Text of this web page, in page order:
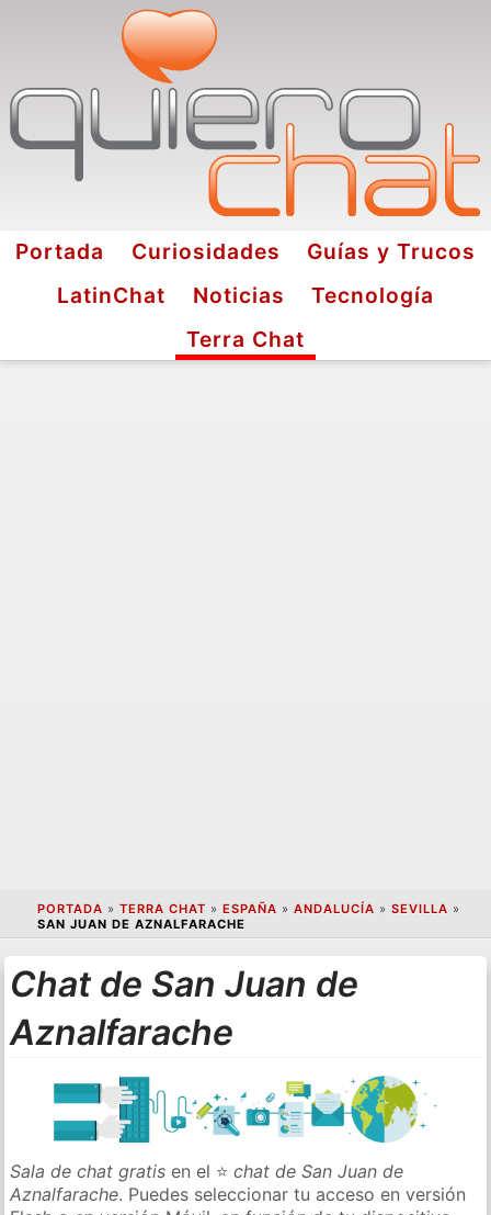
Portada Curiosidades
Guías y Trucos
LatinChat
Noticias
Tecnología
Terra Chat
PORTADA » TERRA CHAT » ESPAÑA » ANDALUCÍA » SEVILLA »
SAN JUAN DE AZNALFARACHE
Chat de San Juan de
Aznalfarache
Sala de chat gratis en el ⭐chat de San Juan de
Aznalfarache. Puedes seleccionar tu acceso en versión